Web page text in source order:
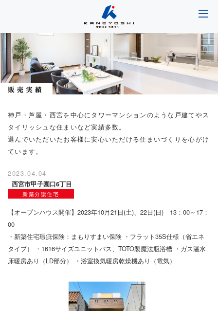
神戸・芦屋・西宮を中心にタワーマンションのような戸建てやス
タイリッシュな住まいなど実績多数。
選んでいただいたお客様に安心いただける住まいづくりを心がけ
ています。
2023.04.04
西宮市甲子園口6丁目
新築分譲住宅
【オープンハウス開催】2023年10月21日(土)、22日(日) 13：00～17：
00
・新築住宅瑕疵保険：まもりすまい保険 ・フラット35S仕様（省エネ
タイプ） ・1616サイズユニットバス、TOTO製魔法瓶浴槽 ・ガス温水
床暖房あり（LD部分） ・浴室換気暖房乾燥機あり（電気）